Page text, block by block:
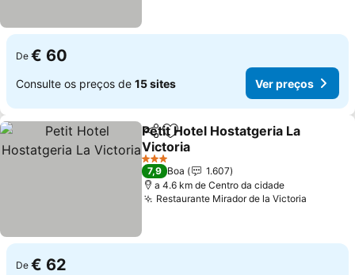
De € 60
Consulte os preços de 15 sites Ver preços
PartilharAdicionar aos favoritos
Petit Hotel Hostatgeria La
Victoria
Ver preços
3 Estrelas
7,9 Boa
1.607
a 4.6 km de Centro da cidade
Restaurante Mirador de la Victoria
De € 62